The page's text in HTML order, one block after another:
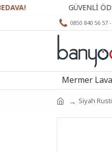
GÜVENLİ ÖDEME
0850 840 56 57
Mermer
Siyah